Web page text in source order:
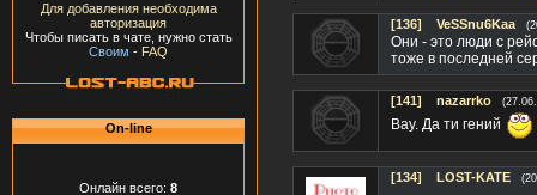
Для добавления необходима
авторизация
Чтобы писать в чате, нужно стать
Своим - FAQ
On-line
Онлайн всего: 8
[136] VeSSnu6Kaa
Они - это люди с
тоже в последней
[141] nazarrko
Вау. Да ти гений
[134] LOST-KATE